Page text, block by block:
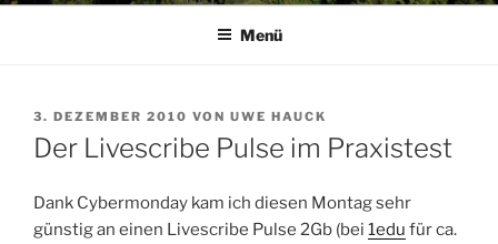
Menü
VERÖFFENTLICHT
AM
3. DEZEMBER 2010 VON UWE HAUCK
Der Livescribe Pulse im Praxistest
Dank Cybermonday kam ich diesen Montag sehr
günstig an einen Livescribe Pulse 2Gb (bei 1edu für ca.